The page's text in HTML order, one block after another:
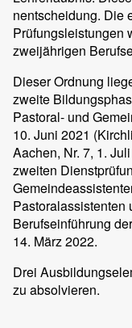
nentscheidung. Die
Prüfungsleistungen
zweijährigen
Dieser Ordnung
zweite
Pastoral- und
10. Juni 2021
Aachen, Nr. 7, 1.
zweiten
Pastoralassistenten
Berufseinführung
14. März 2022.
Drei
zu absolvieren.